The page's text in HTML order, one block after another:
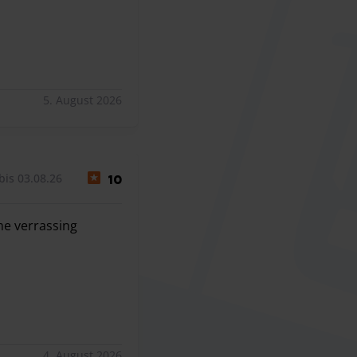
5. August 2026
03.08.26 10
verrassing